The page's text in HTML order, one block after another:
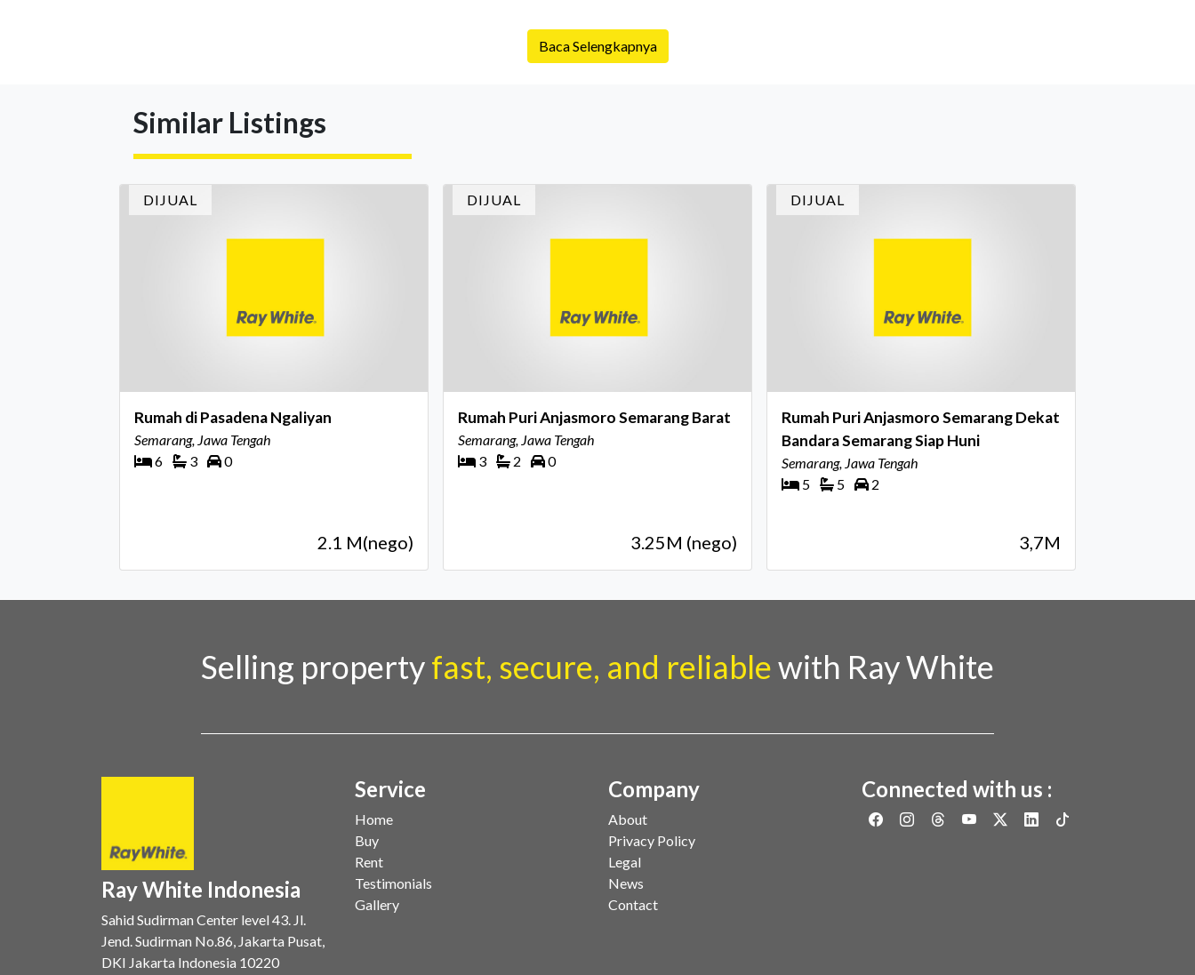
konsistensi, kepercayaan masyarakat, dan
kualitas layanan yang terus dijaga oleh seluruh
jaringan Ray White Indonesia. Top Brand
Award m
kepemilikan hunian maupun investasi properti.
Namun dalam prosesnya, tidak sedikit calon
ini dihadiri oleh Country Director Ray White
Indon
Baca Selengkapnya
Similar Listings
DIJUAL
Rumah di Pasadena Ngaliyan
Semarang, Jawa Tengah
6
3 0
2.1 M(nego)
DIJUAL
Rumah Puri Anjasmoro Semarang Barat
Semarang, Jawa Tengah
3
2 0
3.25M (nego)
DIJUAL
Rumah Puri Anjasmoro Semarang Dekat
Bandara Semarang Siap Huni
Semarang, Jawa Tengah
5
5 2
3,7M
Selling propertyfast, secure, and reliablewith Ray White
Ray White Indonesia
Sahid Sudirman Center level 43. Jl.
Jend. Sudirman No.86, Jakarta Pusat,
DKI Jakarta Indonesia 10220
Service
Home
Buy
Rent
Testimonials
Gallery
Company
About
Privacy Policy
Legal
News
Contact
Connected with us :